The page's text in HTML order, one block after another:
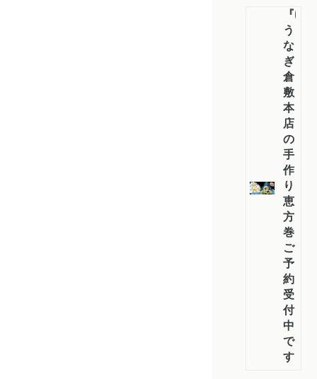
『ゆ
う
な
ぎ
倉
敷
本
店
の
手
作
り
恵
方
巻！
ご
予
約
受
付
中
で
す！